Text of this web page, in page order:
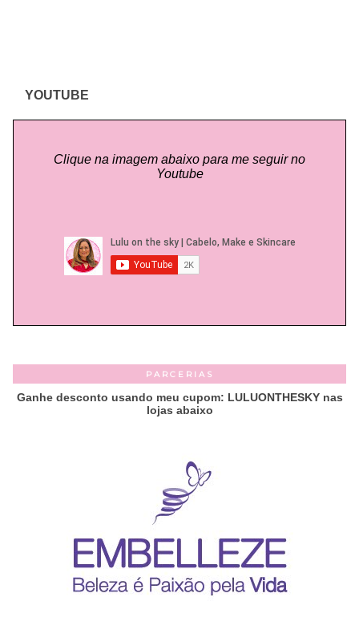
YOUTUBE
Clique na imagem abaixo para me seguir no
Youtube
PARCERIAS
Ganhe desconto usando meu cupom: LULUONTHESKY nas
lojas abaixo